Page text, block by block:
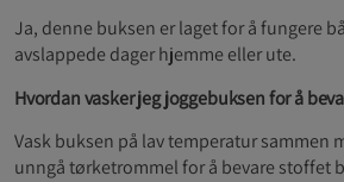
Ja, denne buksen er laget for å fungere
avslappede dager hjemme eller ute.
Hvordan vasker jeg joggebuksen for å
Vask buksen på lav temperatur sammen
unngå tørketrommel for å bevare stoffet